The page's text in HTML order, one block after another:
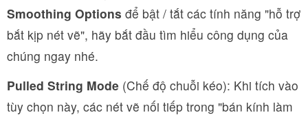
Smoothing Options để bật / tắt các tính năng "hỗ trợ
bắt kịp nét vẽ", hãy bắt đầu tìm hiểu công dụng của
chúng ngay nhé.
Pulled String Mode (Chế độ chuỗi kéo): Khi tích vào
tùy chọn này, các nét vẽ nối tiếp trong "bán kính làm